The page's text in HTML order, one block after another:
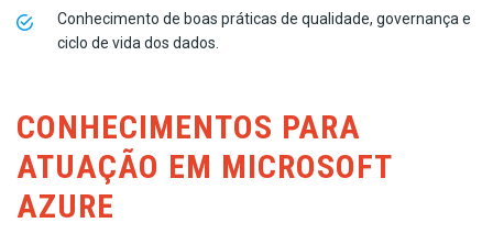
Conhecimento de boas práticas de qualidade, governança e
ciclo de vida dos dados.
CONHECIMENTOS PARA
ATUAÇÃO EM MICROSOFT
AZURE